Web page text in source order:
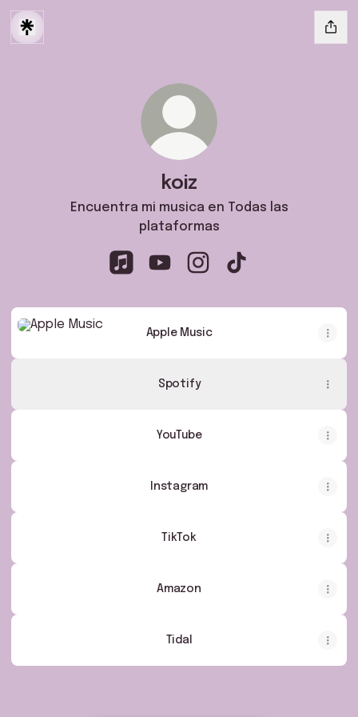
koiz
Encuentra mi musica en Todas las
plataformas
Apple Music
Apple Music
Spotify
YouTube
Instagram
TikTok
Amazon
Tidal